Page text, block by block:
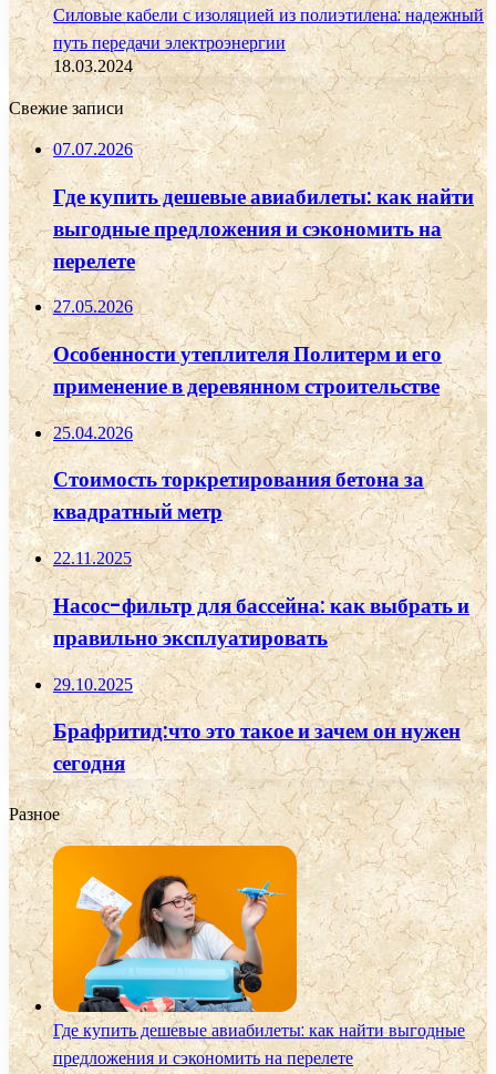
Силовые кабели с изоляцией из полиэтилена: надежный
путь передачи электроэнергии
18.03.2024
Свежие записи
07.07.2026
Где купить дешевые авиабилеты: как найти
выгодные предложения и сэкономить на
перелете
27.05.2026
Особенности утеплителя Политерм и его
применение в деревянном строительстве
25.04.2026
Стоимость торкретирования бетона за
квадратный метр
22.11.2025
Насос-фильтр для бассейна: как выбрать и
правильно эксплуатировать
29.10.2025
Брафритид:что это такое и зачем он нужен
сегодня
Разное
Где купить дешевые авиабилеты: как найти выгодные
предложения и сэкономить на перелете